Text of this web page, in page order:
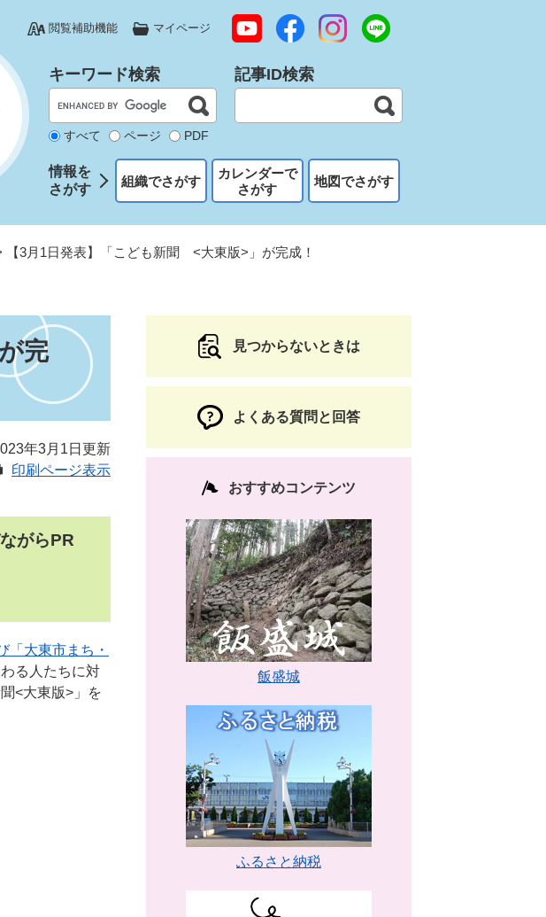
閲覧補助機能 マイページ
キーワード検索
すべて ページ PDF
記事ID検索
情報を
さがす
組織でさがす
カレンダーで
さがす
地図でさがす
【3月1日発表】「こども新聞 <大東版>」が完成！
完
年3月1日更新
印刷ページ表示
がらPR
「大東市まち・
る人たちに対
<大東版>」を
見つからないときは
よくある質問と回答
おすすめコンテンツ
飯盛城
ふるさと納税